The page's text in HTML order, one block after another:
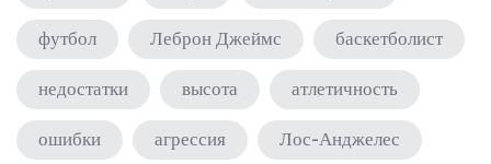
футбол Леброн Джеймс баскетболист
недостатки высота атлетичность
ошибки агрессия Лос-Анджелес